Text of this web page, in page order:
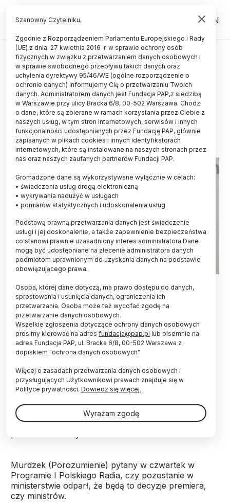
PL EN
UCZELNIE I INSTYTUCJE
Murdzek: Chciałbym by reforma
zapisana w Konstytucji dla Nauki -
Ustawie 2.0 była kontynuowana
01.10.2020
aktualizacja: 01.10.2020
2 minuty czytania
Murdzek. PAP/Mateusz Marek
Chciałbym, żeby to wszystko co zostało zawarte
w wielkiej reformie - Konstytucji dla Nauki -
Ustawie 2,0 było nie tylko kontynuowane, ale
rozwijane; jest dużo rzeczy do podjęcia, do
zrobienia - powiedział minister nauki i szkolnictwa
W środę premier Mateusz Morawiecki zapowiedział
połączenie dotychczasowych Ministerstwa Edukacji
Narodowej i Ministerstwa Nauki i Szkolnictwa
Wyższego. Na czele nowego resortu ma stanąć
Murdzek (Porozumienie) pytany w czwartek w
Programie I Polskiego Radia, czy pozostanie w
ministerstwie odparł, że będą to decyzje premiera,
czy ministrów.
Szanowny Czytelniku,
Zgodnie z Rozporządzeniem Parlamentu Europejskiego i Rady
(UE) z dnia 27 kwietnia 2016 r. w sprawie ochrony osób
fizycznych w związku z przetwarzaniem danych osobowych i
w sprawie swobodnego przepływu takich danych oraz
uchylenia dyrektywy 95/46/WE (ogólne rozporządzenie o
ochronie danych) informujemy Cię o przetwarzaniu Twoich
danych. Administratorem danych jest Fundacja PAP,z siedzibą
w Warszawie przy ulicy Bracka 6/8, 00-502 Warszawa. Chodzi
o dane, które są zbierane w ramach korzystania przez Ciebie z
naszych usług, w tym stron internetowych, serwisów i innych
funkcjonalności udostępnianych przez Fundację PAP, głównie
zapisanych w plikach cookies i innych identyfikatorach
internetowych, które są instalowane na naszych stronach przez
nas oraz naszych zaufanych partnerów Fundacji PAP.
Gromadzone dane są wykorzystywane wyłącznie w celach:
• świadczenia usług drogą elektroniczną
• wykrywania nadużyć w usługach
• pomiarów statystycznych i udoskonalenia usług
Podstawą prawną przetwarzania danych jest świadczenie
usługi i jej doskonalenie, a także zapewnienie bezpieczeństwa
co stanowi prawnie uzasadniony interes administratora Dane
mogą być udostępniane na zlecenie administratora danych
podmiotom uprawnionym do uzyskania danych na podstawie
obowiązującego prawa.
Osoba, której dane dotyczą, ma prawo dostępu do danych,
sprostowania i usunięcia danych, ograniczenia ich
przetwarzania. Osoba może też wycofać zgodę na
przetwarzanie danych osobowych.
Wszelkie zgłoszenia dotyczące ochrony danych osobowych
prosimy kierować na adres fundacja@pap.pl lub pisemnie na
adres Fundacja PAP, ul. Bracka 6/8, 00-502 Warszawa z
dopiskiem "ochrona danych osobowych"
Więcej o zasadach przetwarzania danych osobowych i
przysługujących Użytkownikowi prawach znajduje się w
Polityce prywatności. Dowiedz się więcej.
Wyrażam zgodę